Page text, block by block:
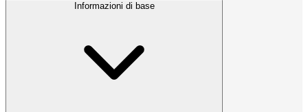
Informazioni di base